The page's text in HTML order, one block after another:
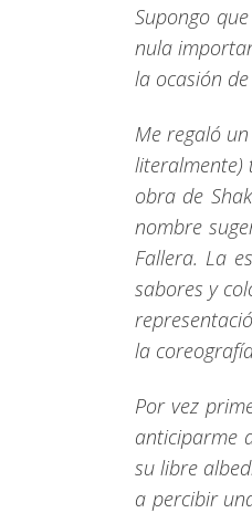
Supongo
nula
la ocasión
Me regaló
literalmente)
obra de
nombre
Fallera. La
sabores y
la
Por vez
anticiparme
su libre
a percibir